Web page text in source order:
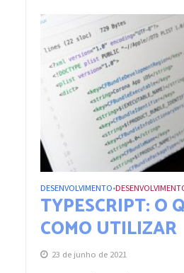
DESENVOLVIMENTO•
TYPESCRIPT: O
COMO UTILIZAR
23 de junho de 2021